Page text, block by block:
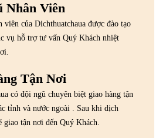
Nhân Viên
viên của Dichthuatchaua được đào tạo
vụ hỗ trợ tư vấn Quý Khách nhiệt
Tận Nơi
có đội ngũ chuyên biệt giao hàng tận
tỉnh và nước ngoài . Sau khi dịch
giao tận nơi đến Quý Khách.